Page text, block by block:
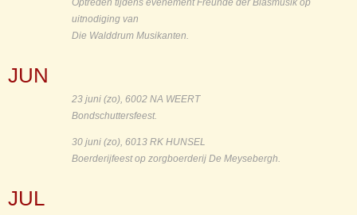
Optreden tijdens evenement Freunde der Blasmusik op
uitnodiging van
Die Walddrum Musikanten.
JUN
23 juni (zo), 6002 NA WEERT
Bondschuttersfeest.
30 juni (zo), 6013 RK HUNSEL
Boerderijfeest op zorgboerderij De Meysebergh.
JUL